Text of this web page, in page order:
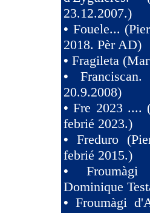
23.12.2007.)
• Fouele...
2018. Pèr AD)
• Fragileta
•
20.9.2008)
•Fre 2023 ....
febrié 2023.)
• Freduro
febrié 2015.)
•
Dominique
•Froumàgi